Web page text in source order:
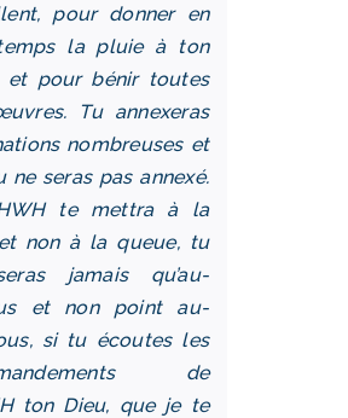
pour donner en
la pluie à ton
et pour bénir toutes
Tu annexeras
nombreuses et
ne seras pas annexé.
te mettra à la
non à la queue, tu
jamais qu’au-
et non point au-
si tu écoutes les
de
ton Dieu, que je te